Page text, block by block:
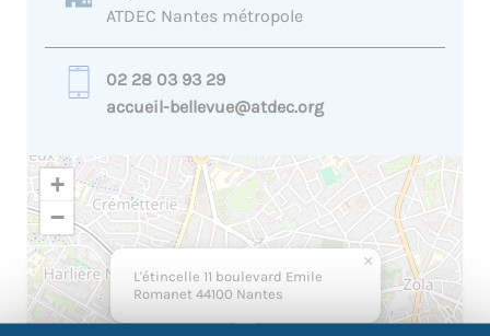
ATDEC Nantes métropole
02 28 03 93 29
accueil-bellevue@atdec.org
L'étincelle 11 boulevard Emile
Romanet 44100 Nantes
×
+
−